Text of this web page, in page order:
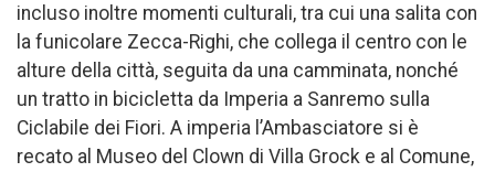
incluso inoltre momenti culturali, tra cui una salita con
la funicolare Zecca-Righi, che collega il centro con le
alture della città, seguita da una camminata, nonché
un tratto in bicicletta da Imperia a Sanremo sulla
Ciclabile dei Fiori. A imperia l’Ambasciatore si è
recato al Museo del Clown di Villa Grock e al Comune,